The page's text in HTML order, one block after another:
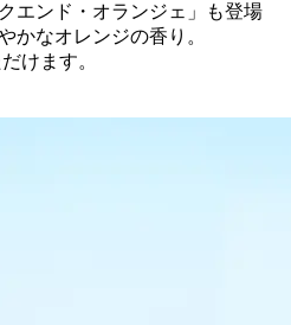
エンド・オランジェ」も登場
かなオレンジの香り。
けます。